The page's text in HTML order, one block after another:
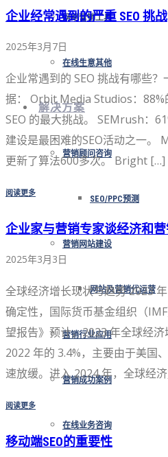
网络营销工具
在线生意其他
解决方案
营销顾问咨询
SEO/PPC预测
营销网站建设
网站及营销代运营
营销行业应用
营销成功案例
在线业务咨询
企业经常遇到的严重 SEO 挑战
2025年3月7日
企业常遇到的 SEO 挑战有哪些
据： Orbit Media Studios：88%
SEO 的最大挑战。 SEMrush：
建设是最困难的SEO活动之一。
更新了算法600多次。 Bright […]
阅读更多
企业家与营销专家谈经济和
2025年3月3日
全球经济增长现状与趋势 2023
确定性，国际货币基金组织（
望报告》预计，2023 年全球经
2022 年的 3.4%，主要由于美国
速放缓。进入 2024 年，全球经
阅读更多
移动端SEO的重要性